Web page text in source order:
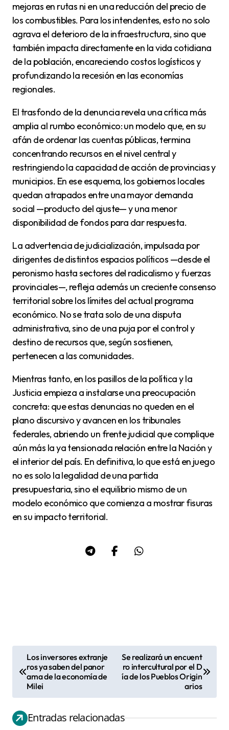
mejoras en rutas ni en una reducción del precio de
los combustibles. Para los intendentes, esto no solo
agrava el deterioro de la infraestructura, sino que
también impacta directamente en la vida cotidiana
de la población, encareciendo costos logísticos y
profundizando la recesión en las economías
regionales.
El trasfondo de la denuncia revela una crítica más
amplia al rumbo económico: un modelo que, en su
afán de ordenar las cuentas públicas, termina
concentrando recursos en el nivel central y
restringiendo la capacidad de acción de provincias y
municipios. En ese esquema, los gobiernos locales
quedan atrapados entre una mayor demanda
social —producto del ajuste— y una menor
disponibilidad de fondos para dar respuesta.
La advertencia de judicialización, impulsada por
dirigentes de distintos espacios políticos —desde el
peronismo hasta sectores del radicalismo y fuerzas
provinciales—, refleja además un creciente consenso
territorial sobre los límites del actual programa
económico. No se trata solo de una disputa
administrativa, sino de una puja por el control y
destino de recursos que, según sostienen,
pertenecen a las comunidades.
Mientras tanto, en los pasillos de la política y la
Justicia empieza a instalarse una preocupación
concreta: que estas denuncias no queden en el
plano discursivo y avancen en los tribunales
federales, abriendo un frente judicial que complique
aún más la ya tensionada relación entre la Nación y
el interior del país. En definitiva, lo que está en juego
no es solo la legalidad de una partida
presupuestaria, sino el equilibrio mismo de un
modelo económico que comienza a mostrar fisuras
en su impacto territorial.
v
e
g
Los inversores extranje
ros ya saben del panor
ama de la economía de
Milei
Se realizará un encuent
ro intercultural por el D
ía de los Pueblos Origin
arios
Entradas relacionadas